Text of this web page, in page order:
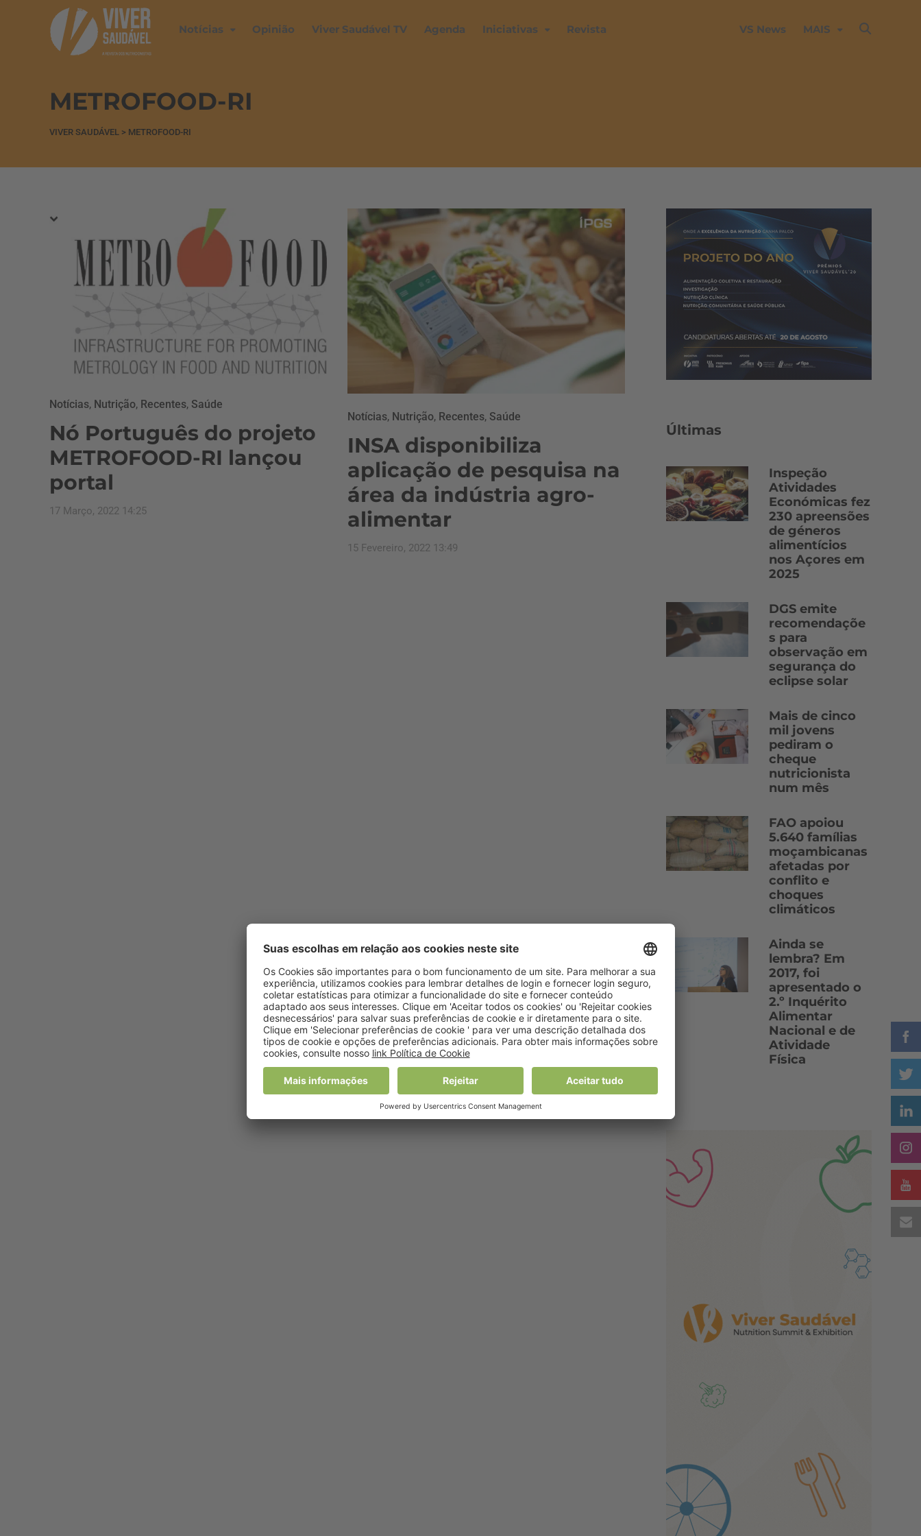
Notícias Opinião Viver Saudável TV Agenda Iniciativas Revista VS News MAIS
METROFOOD-RI
VIVER SAUDÁVEL > METROFOOD-RI
Notícias, Nutrição, Recentes, Saúde
Nó Português do projeto
METROFOOD-RI lançou
portal
17 Março, 2022 14:25
Notícias, Nutrição, Recentes, Saúde
INSA disponibiliza
aplicação de pesquisa na
área da indústria agro-
alimentar
15 Fevereiro, 2022 13:49
Últimas
Inspeção
Atividades
Económicas fez
230 apreensões
de géneros
alimentícios
nos Açores em
2025
DGS emite
recomendaçõe
s para
observação em
segurança do
eclipse solar
Mais de cinco
mil jovens
pediram o
cheque
nutricionista
num mês
FAO apoiou
5.640 famílias
moçambicanas
afetadas por
conflito e
choques
climáticos
Ainda se
lembra? Em
2017, foi
apresentado o
2.º Inquérito
Alimentar
Nacional e de
Atividade
Física